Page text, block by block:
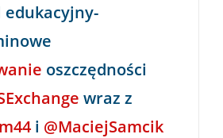
edukacyjny-
oszczędności
wraz z
i @MaciejSamcik